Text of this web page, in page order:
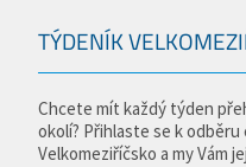
TÝDENÍK
Chcete mít každý týden
okolí? Přihlaste se k
Velkomeziříčsko a my Vám